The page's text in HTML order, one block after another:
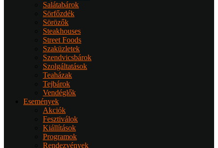
Salátabárok
Sörfőzdék
Sörözők
Steakhouses
Street Foods
Szaküzletek
Szendvicsbárok
Szolgáltatások
Teaházak
Tejbárok
Vendéglők
Események
Akciók
Fesztiválok
Kiállítások
Programok
Rendezvények